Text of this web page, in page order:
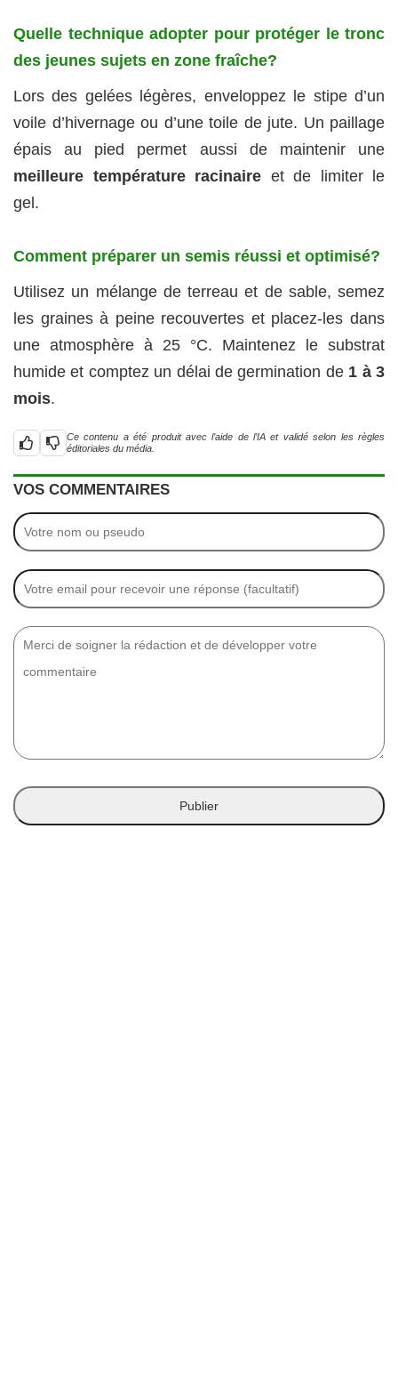
Quelle technique adopter pour protéger le tronc
des jeunes sujets en zone fraîche?
Lors des gelées légères, enveloppez le stipe d’un
voile d’hivernage ou d’une toile de jute. Un paillage
épais au pied permet aussi de maintenir une
meilleure température racinaire et de limiter le
gel.
Comment préparer un semis réussi et optimisé?
Utilisez un mélange de terreau et de sable, semez
les graines à peine recouvertes et placez-les dans
une atmosphère à 25 °C. Maintenez le substrat
humide et comptez un délai de germination de 1 à 3
mois.
Ce contenu a été produit avec l’aide de l’IA et validé selon les règles
éditoriales du média.
VOS COMMENTAIRES